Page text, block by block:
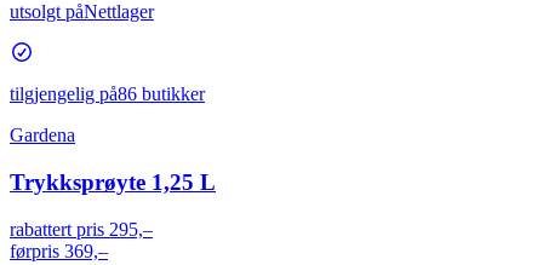
utsolgt påNettlager
tilgjengelig på86 butikker
Gardena
Trykksprøyte 1,25 L
rabattert pris 295,–
førpris 369,–